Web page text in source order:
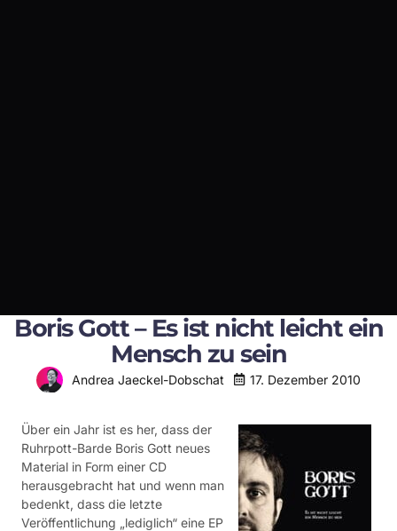
Boris Gott – Es ist nicht leicht ein
Mensch zu sein
Andrea Jaeckel-Dobschat 17. Dezember 2010
Über ein Jahr ist es her, dass der
Ruhrpott-Barde Boris Gott neues
Material in Form einer CD
herausgebracht hat und wenn man
bedenkt, dass die letzte
Veröffentlichung „lediglich“ eine EP